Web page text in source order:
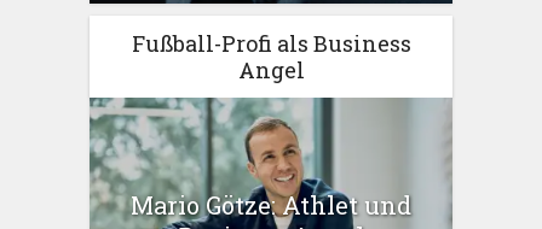
Fußball-Profi als Business
Angel
Mario Götze: Athlet und